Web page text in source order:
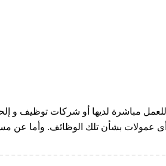
مباشرة لديها أو شركات توظيف و
عمولات بشأن تلك الوظائف. وأما عن